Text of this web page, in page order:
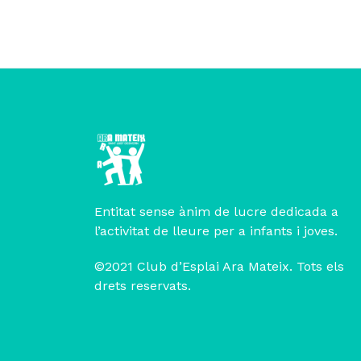
Entitat sense ànim de lucre dedicada a
l’activitat de lleure per a infants i joves.
©2021 Club d’Esplai Ara Mateix. Tots els
drets reservats.